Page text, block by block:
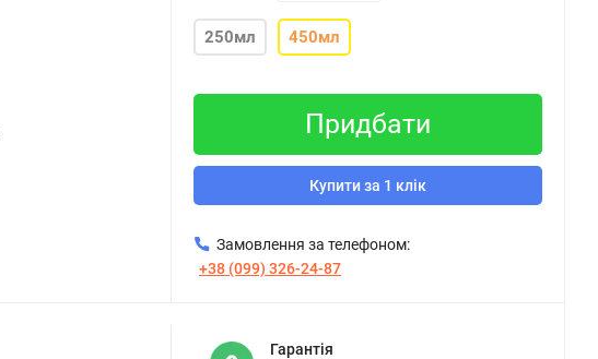
250мл 450мл
Придбати
Купити за 1 клік
Замовлення за телефоном:
+38 (099) 326-24-87
Гарантія